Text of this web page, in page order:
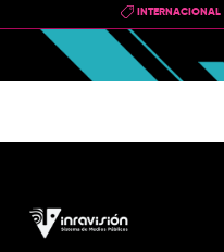
INTERNACIONAL